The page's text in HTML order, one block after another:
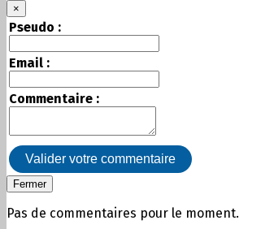
×
Pseudo :
Email :
Commentaire :
Valider votre commentaire
Fermer
Pas de commentaires pour le moment.